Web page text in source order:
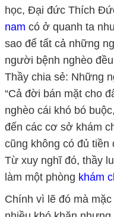
học, Đại đức Thích
nam có ở quanh ta
sao để tất cả những
người bệnh nghèo
Thầy chia sẻ: Những
“Cả đời bán mặt cho
nghèo cái khó bó
đến các cơ sở khám
cũng không có đủ tiền
Từ xuy nghĩ đó, thầy
làm một phòng khám
Chính vì lẽ đó mà